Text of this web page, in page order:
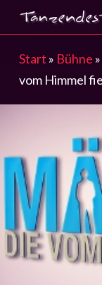
Skip
to
mainStart » Bühne »
vom Himmel